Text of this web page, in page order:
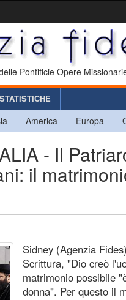
Pontificie Opere
STATISTICHE
America Europa
- Il
il
Sidney (Agenzia
Scrittura, "Dio creò
matrimonio possibile
donna". Per questo il